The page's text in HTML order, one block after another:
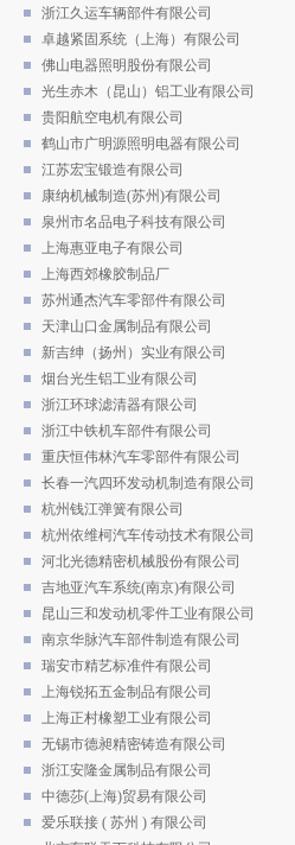
浙江久运车辆部件有限公司
卓越紧固系统（上海）有限公司
佛山电器照明股份有限公司
光生赤木（昆山）铝工业有限公司
贵阳航空电机有限公司
鹤山市广明源照明电器有限公司
江苏宏宝锻造有限公司
康纳机械制造(苏州)有限公司
泉州市名品电子科技有限公司
上海惠亚电子有限公司
上海西郊橡胶制品厂
苏州通杰汽车零部件有限公司
天津山口金属制品有限公司
新吉绅（扬州）实业有限公司
烟台光生铝工业有限公司
浙江环球滤清器有限公司
浙江中铁机车部件有限公司
重庆恒伟林汽车零部件有限公司
长春一汽四环发动机制造有限公司
杭州钱江弹簧有限公司
杭州依维柯汽车传动技术有限公司
河北光德精密机械股份有限公司
吉地亚汽车系统(南京)有限公司
昆山三和发动机零件工业有限公司
南京华脉汽车部件制造有限公司
瑞安市精艺标准件有限公司
上海锐拓五金制品有限公司
上海正村橡塑工业有限公司
无锡市德昶精密铸造有限公司
浙江安隆金属制品有限公司
中德莎(上海)贸易有限公司
爱乐联接 ( 苏州 ) 有限公司